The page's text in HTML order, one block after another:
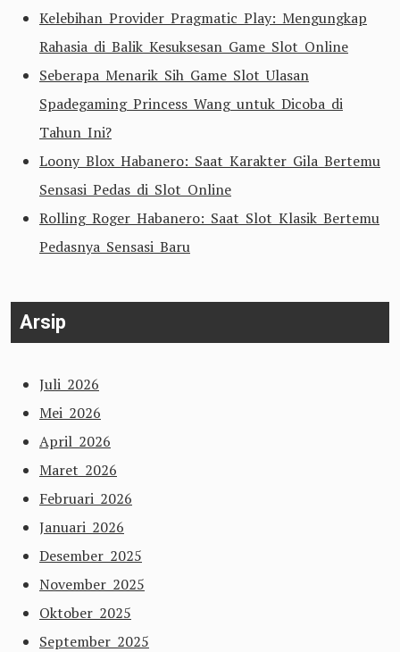
Kelebihan Provider Pragmatic Play: Mengungkap
Rahasia di Balik Kesuksesan Game Slot Online
Seberapa Menarik Sih Game Slot Ulasan
Spadegaming Princess Wang untuk Dicoba di
Tahun Ini?
Loony Blox Habanero: Saat Karakter Gila Bertemu
Sensasi Pedas di Slot Online
Rolling Roger Habanero: Saat Slot Klasik Bertemu
Pedasnya Sensasi Baru
Arsip
Juli 2026
Mei 2026
April 2026
Maret 2026
Februari 2026
Januari 2026
Desember 2025
November 2025
Oktober 2025
September 2025